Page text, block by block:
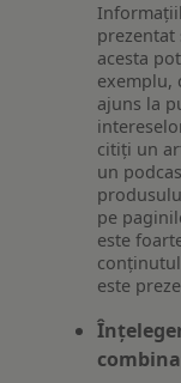
acesta
exemplu,
ajuns la
citiți un
un
pe
este
este